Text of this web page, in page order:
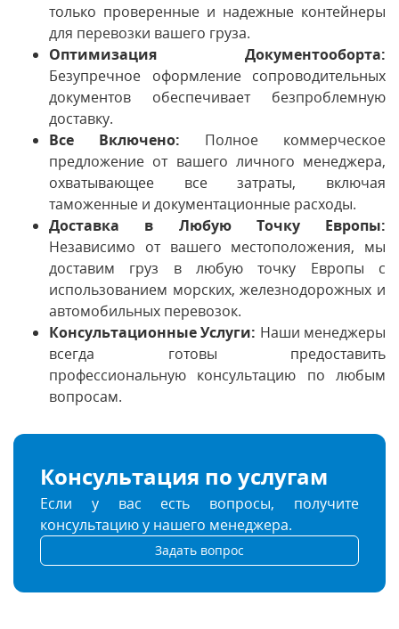
только проверенные и надежные контейнеры
для перевозки вашего груза.
Оптимизация Документооборта:
Безупречное оформление сопроводительных
документов обеспечивает безпроблемную
доставку.
Все Включено: Полное коммерческое
предложение от вашего личного менеджера,
охватывающее все затраты, включая
таможенные и документационные расходы.
Доставка в Любую Точку Европы:
Независимо от вашего местоположения, мы
доставим груз в любую точку Европы с
использованием морских, железнодорожных и
автомобильных перевозок.
Консультационные Услуги: Наши менеджеры
всегда готовы предоставить
профессиональную консультацию по любым
вопросам.
Консультация по услугам
Если у вас есть вопросы, получите
консультацию у нашего менеджера.
Задать вопрос